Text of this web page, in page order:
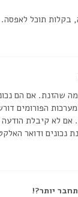
בקלות תוכל
הפורומים
אם לא קיבלת
ודואר
יותר?!